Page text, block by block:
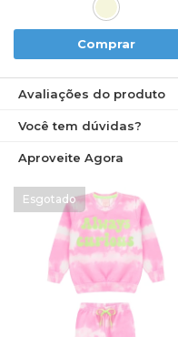
Comprar
Avaliações do produto
Você tem dúvidas?
Aproveite Agora